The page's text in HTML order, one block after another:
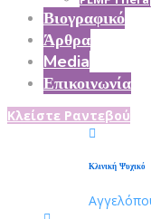
Βιογραφικό
Άρθρα
Media
Επικοινωνία
Κλείστε Ραντεβού
Κλινική Ψυχικό